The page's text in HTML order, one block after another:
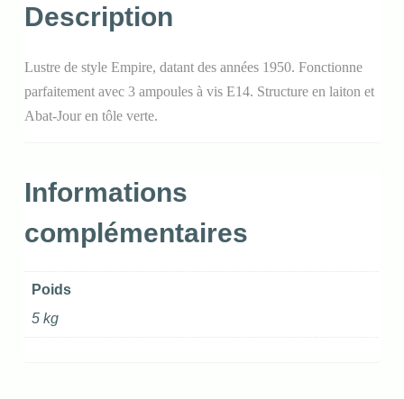
Description
Lustre de style Empire, datant des années 1950. Fonctionne
parfaitement avec 3 ampoules à vis E14. Structure en laiton et
Abat-Jour en tôle verte.
Informations
complémentaires
Poids
5 kg